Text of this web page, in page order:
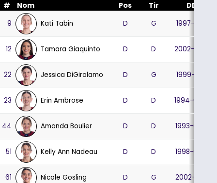
#
Nom Pos Tir DDN
9 Kati Tabin D G 1997-04-21
12 Tamara Giaquinto D D 2002-03-29
22 Jessica DiGirolamo D G 1999-02-13
23 Erin Ambrose D D 1994-04-30
44 Amanda Boulier D D 1993-03-30
51 Kelly Ann Nadeau D D 1998-03-30
61 Nicole Gosling D G 2002-04-21